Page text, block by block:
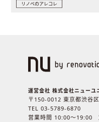
リノベのアレコレ
運営会社 株式会社ニューユ
〒150-0012 東京都渋谷
TEL 03-5789-6870
営業時間 10:00〜19:00